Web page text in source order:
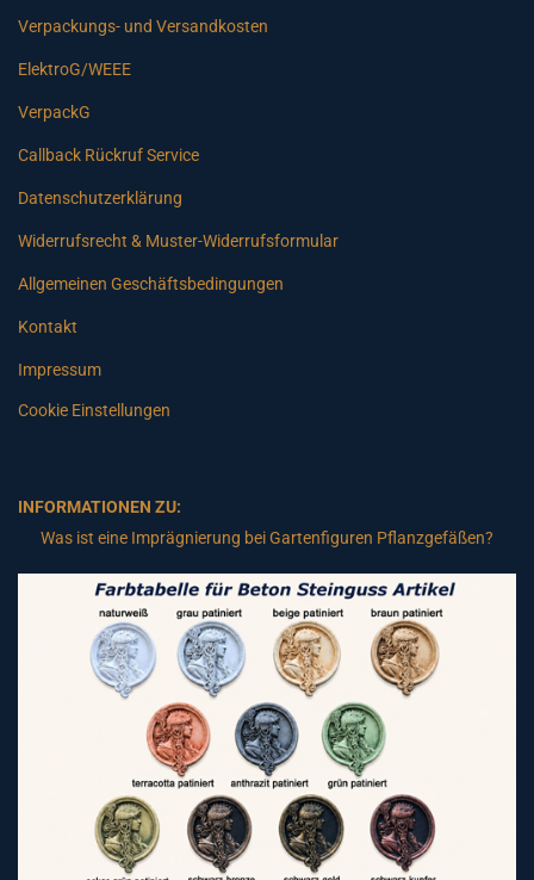
Verpackungs- und Versandkosten
ElektroG/WEEE
VerpackG
Callback Rückruf Service
Datenschutzerklärung
Widerrufsrecht & Muster-Widerrufsformular
Allgemeinen Geschäftsbedingungen
Kontakt
Impressum
Cookie Einstellungen
INFORMATIONEN ZU:
Was ist eine Imprägnierung bei Gartenfiguren Pflanzgefäßen?